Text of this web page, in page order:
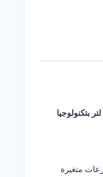
بيكو 420 لتر بتكنولوجيا
متغيرة